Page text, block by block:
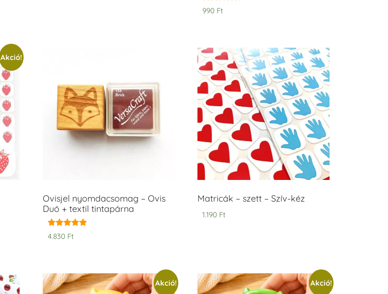
Értékelés:
5.00
990 Ft
Akció!
Ovisjel nyomdacsomag – Ovis
Duó + textil tintapárna
Értékelés:
5.00
4.830 Ft
Matricák – szett – Szív-kéz
1.190 Ft
Akció! Akció!